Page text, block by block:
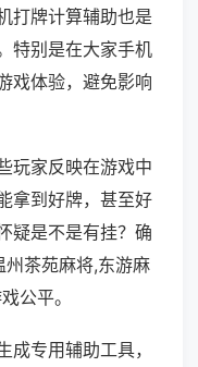
打牌计算辅助也是
特别是在大家手机
戏体验，避免影响
玩家反映在游戏中
拿到好牌，甚至好
疑是不是有挂？确
茶苑麻将,东游麻
公平。
成专用辅助工具，